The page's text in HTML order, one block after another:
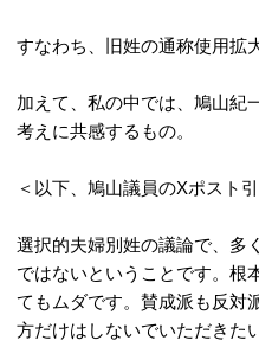
すなわち、旧姓の通称使用拡
加えて、私の中では、鳩山紀
考えに共感するもの。
＜以下、鳩山議員のXポスト
選択的夫婦別姓の議論で、多
ではないということです。根
てもムダです。賛成派も反対
方だけはしないでいただきた